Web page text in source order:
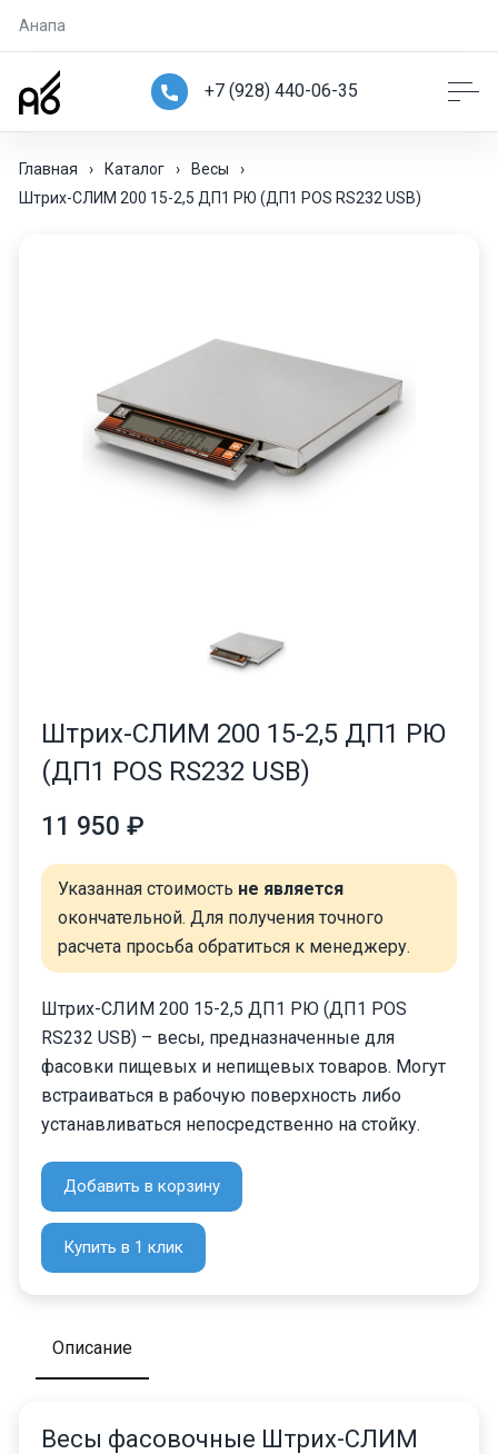
Анапа
+7 (928) 440-06-35
Главная › Каталог › Весы
›
Штрих-СЛИМ 200 15-2,5 ДП1 РЮ (ДП1 POS RS232 USB)
Штрих-СЛИМ 200 15-2,5 ДП1 РЮ
(ДП1 POS RS232 USB)
11 950 ₽
Указанная стоимость не является
окончательной. Для получения точного
расчета просьба обратиться к менеджеру.
Штрих-СЛИМ 200 15-2,5 ДП1 РЮ (ДП1 POS
RS232 USB) – весы, предназначенные для
фасовки пищевых и непищевых товаров. Могут
встраиваться в рабочую поверхность либо
устанавливаться непосредственно на стойку.
Добавить в корзину
Купить в 1 клик
Описание
Весы фасовочные Штрих-СЛИМ